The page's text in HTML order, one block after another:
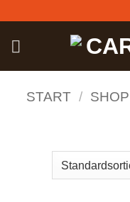
springen
START / SHOP